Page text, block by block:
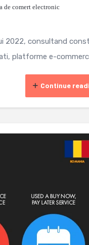
de comert electronic
2022, consultand
platforme e-
Continue